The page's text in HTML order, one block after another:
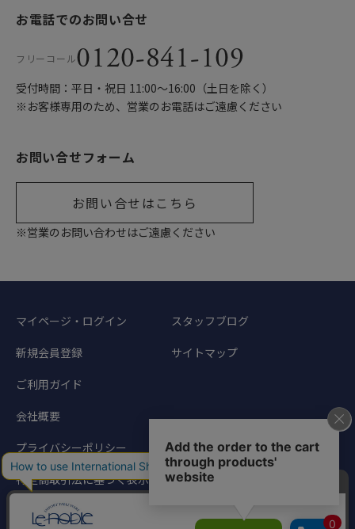
お電話でのお問い合せ
フリーコール0120-841-109
受付時間：平日・祝日 11:00〜16:00（土日を除く）
※お客様専用のため、営業のお電話はご遠慮ください
お問い合せフォーム
お問い合せはこちら
※営業のお問い合わせはご遠慮ください
マイページ・ログイン
新規会員登録
ご利用ガイド
会社概要
プライバシーポリシー
特定商取引法に基づく表示
スタッフブログ
サイトマップ